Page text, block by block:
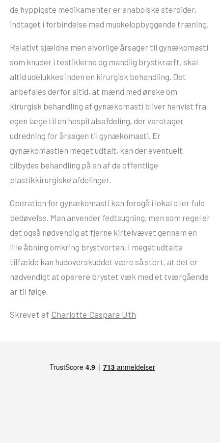
de hyppigste medikamenter er anabolske steroider,
indtaget i forbindelse med muskelopbyggende træning.
Relativt sjældne men alvorlige årsager til gynækomasti
som knuder i testiklerne og mandlig brystkræft, skal
altid udelukkes inden en kirurgisk behandling. Det
anbefales derfor altid, at mænd med ønske om
kirurgisk behandling af gynækomasti bliver henvist fra
egen læge til en hospitalsafdeling, der varetager
udredning for årsagen til gynækomasti. Er
gynækomastien meget udtalt, kan der eventuelt
tilbydes behandling på en af de offentlige
plastikkirurgiske afdelinger.
Operation for gynækomasti kan foregå i lokal eller fuld
bedøvelse. Man anvender fedtsugning, men som regel er
det også nødvendig at fjerne kirtelvævet gennem en
lille åbning omkring brystvorten. I meget udtalte
tilfælde kan hudoverskuddet være så stort, at det er
nødvendigt at operere brystet væk med et tværgående
ar til følge.
Skrevet af Charlotte Caspara Uth